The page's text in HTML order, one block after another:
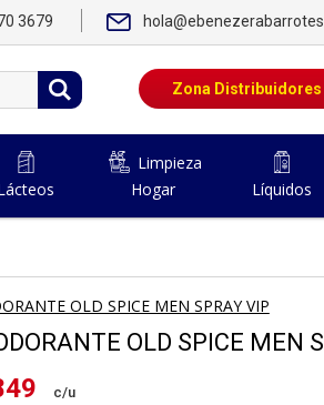
3679
Zona Distribuidores
Limpieza
Hogar
Líquidos
OLD SPICE MEN SPRAY VIP
OLD SPICE MEN